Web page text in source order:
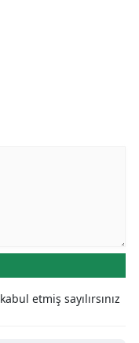
etmiş sayılırsınız